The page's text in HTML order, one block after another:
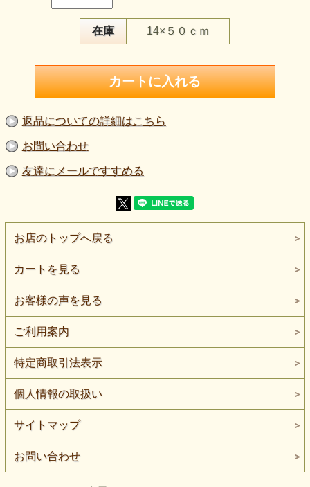
【素 材】ポリエステル：100％
【生地幅】150cm巾
【販売単位】50cm単位になります。
【生地の厚さ】やや薄手
【風 合】やわらかく、さらりとした触れ心地。
【特 徴】オフ白の無地で合わせやすく、伸縮で動きに沿い
やすい。
【ボタン参考】質感比較用ボタン直径：約2cm
す。色味や質感はご覧の環境により異なります。厚み・伸び
感は目安としてご覧ください。
さらりとした触れ心地の、ポリエステルスムースニット。
オフ白のやさしい色味で、合わせやすい無地タイプです。
体の動きに素直についてきやすく、着用感が軽やか。
すっきりしたトップスなど、薄手の良さを活かしたアイテム
に取り入れやすい一枚です。
【よくある質問】
Q. 家庭用ミシンでも縫えますか？
A. はい、縫製可能です。ニット用針（#11〜#14目安）を使
うと安定しやすいです。
Q. 透け感はありますか？
A. オフ白でやや薄手のため、光の当たり方によっては透け
を感じる場合があります。インナー併用がおすすめです。
る素材を活かした使い方に向いています。
1.5mまで対応
在庫 14×５０ｃｍ
返品についての詳細はこちら
お問い合わせ
友達にメールですすめる
お店のトップへ戻る
カートを見る
お客様の声を見る
ご利用案内
特定商取引法表示
個人情報の取扱い
サイトマップ
お問い合わせ